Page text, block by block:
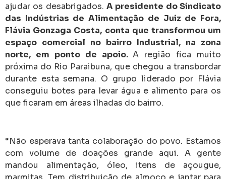
ajudar os desabrigados. A presidente do Sindicato
das Indústrias de Alimentação de Juiz de Fora,
Flávia Gonzaga Costa, conta que transformou um
espaço comercial no bairro Industrial, na zona
norte, em ponto de apoio.A região fica muito
próxima do Rio Paraibuna, que chegou a transbordar
durante esta semana. O grupo liderado por Flávia
conseguiu botes para levar água e alimento para os
que ficaram em áreas ilhadas do bairro.
“Não esperava tanta colaboração do povo. Estamos
com volume de doações grande aqui. A gente
mandou alimentação, óleo, itens de açougue,